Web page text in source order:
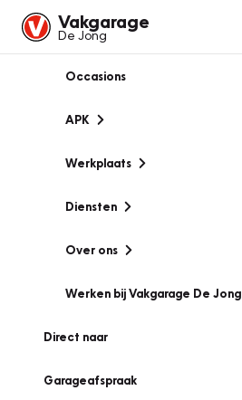
Vakgarage
De Jong
Occasions
APK
Werkplaats
Diensten
Over ons
Werken bij Vakgarage De Jong
Direct naar
Garageafspraak